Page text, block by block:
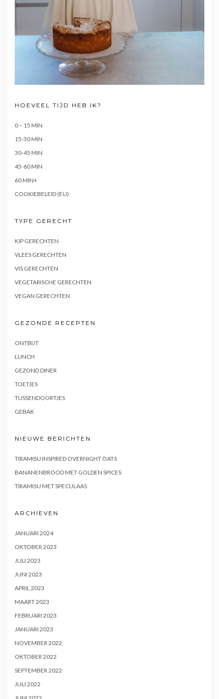
HOEVEEL TIJD HEB IK?
0 – 15 MIN
15-30 MIN
30-45 MIN
45-60 MIN
60 MIN+
COOKIEBELEID (EU)
TYPE GERECHT
KIP GERECHTEN
VLEES GERECHTEN
VIS GERECHTEN
VEGETARISCHE GERECHTEN
VEGAN GERECHTEN
GEZONDE RECEPTEN
ONTBIJT
LUNCH
GEZOND DINER
TOETJES
TUSSENDOORTJES
GEBAK
NIEUWE BERICHTEN
TIRAMISU INSPIRED OVERNIGHT OATS
BANANENBROOD MET GOLDEN SPICES
TIRAMISU MET SPECULAAS
ARCHIEVEN
JANUARI 2024
OKTOBER 2023
JULI 2023
JUNI 2023
APRIL 2023
MAART 2023
FEBRUARI 2023
JANUARI 2023
NOVEMBER 2022
OKTOBER 2022
SEPTEMBER 2022
JULI 2022